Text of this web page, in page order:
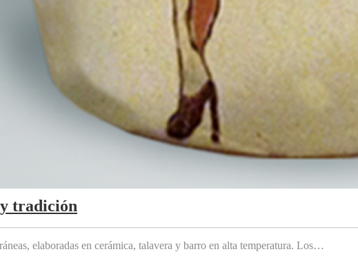
tradición
elaboradas en cerámica, talavera y barro en alta temperatura. Los…